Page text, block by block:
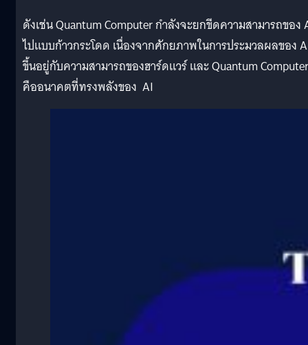
ดังเช่น Quantum Computer กำลังจะยกขีดความสามารถของ
ไปแบบก้าวกระโดด เนื่องจากศักยภาพในการประมวลผลของ
ขึ้นอยู่กับความสามารถของฮาร์ดแวร์ และ Quantum Computer
คืออนาคตที่ทรงพลังของ AI